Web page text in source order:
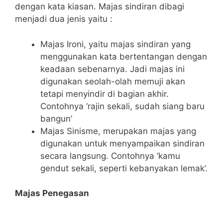
dengan kata kiasan. Majas sindiran dibagi
menjadi dua jenis yaitu :
Majas Ironi, yaitu majas sindiran yang
menggunakan kata bertentangan dengan
keadaan sebenarnya. Jadi majas ini
digunakan seolah-olah memuji akan
tetapi menyindir di bagian akhir.
Contohnya ‘rajin sekali, sudah siang baru
bangun’
Majas Sinisme, merupakan majas yang
digunakan untuk menyampaikan sindiran
secara langsung. Contohnya ‘kamu
gendut sekali, seperti kebanyakan lemak’.
Majas Penegasan